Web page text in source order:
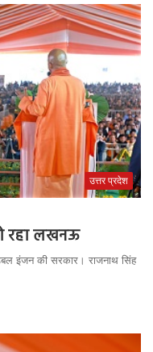
उत्तर प्रदेश
रहा लखनऊ
इंजन की सरकार। राजनाथ सिंह